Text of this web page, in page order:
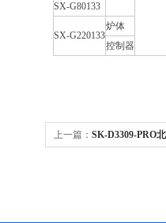
SX-G80133
SX-G220133
炉体
控制器
上一篇： SK-D3309-PRO